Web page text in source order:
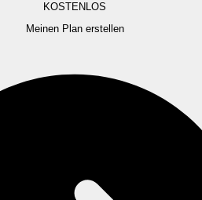
KOSTENLOS
Meinen Plan erstellen